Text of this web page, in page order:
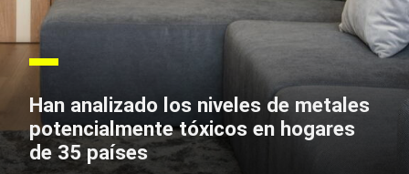
Han analizado los niveles de metales
potencialmente tóxicos en hogares
de 35 países